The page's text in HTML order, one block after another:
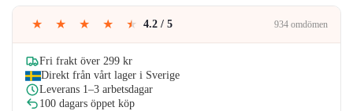
var:
329kr.
är:
302kr.
★ ★ ★ ★ ★ 4.2 / 5 934 omdömen
Fri frakt över 299 kr
Direkt från vårt lager i Sverige
Leverans 1–3 arbetsdagar
100 dagars öppet köp